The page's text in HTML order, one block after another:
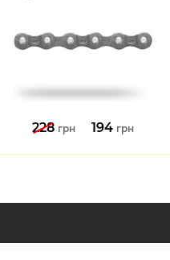
228 грн 194 грн